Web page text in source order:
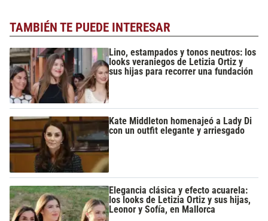
TAMBIÉN TE PUEDE INTERESAR
Lino, estampados y tonos neutros: los
looks veraniegos de Letizia Ortiz y
sus hijas para recorrer una fundación
Kate Middleton homenajeó a Lady Di
con un outfit elegante y arriesgado
Elegancia clásica y efecto acuarela:
los looks de Letizia Ortiz y sus hijas,
Leonor y Sofía, en Mallorca